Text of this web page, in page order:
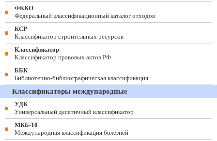
ФККО
Федеральный классификационный каталог отходов
КСР
Классификатор строительных ресурсов
Классификатор
Классификатор правовых актов РФ
ББК
Библиотечно-библиографическая классификация
Классификаторы международные
УДК
Универсальный десятичный классификатор
МКБ-10
Международная классификация болезней